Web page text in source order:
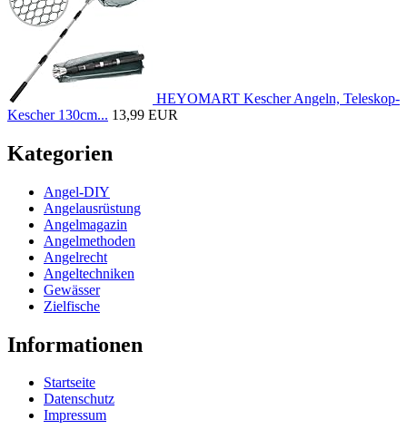
HEYOMART Kescher Angeln, Teleskop-
Kescher 130cm... 13,99 EUR
Kategorien
Angel-DIY
Angelausrüstung
Angelmagazin
Angelmethoden
Angelrecht
Angeltechniken
Gewässer
Zielfische
Informationen
Startseite
Datenschutz
Impressum